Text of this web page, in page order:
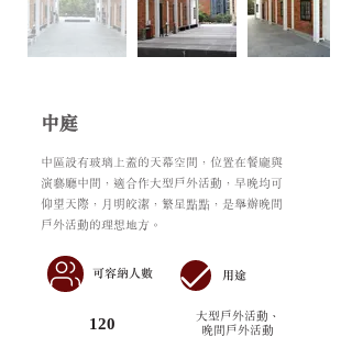
中庭
中區設有玻璃上蓋的天幕空間，位置在餐龐與
演藝廳中間，適合作大型戶外活動，早晚均可
仰望天際，月明皎潔，繁星點點，是舉辦晚間
戶外活動的理想地方。
可容納人數
120
用途
大型戶外活動、
晚間戶外活動